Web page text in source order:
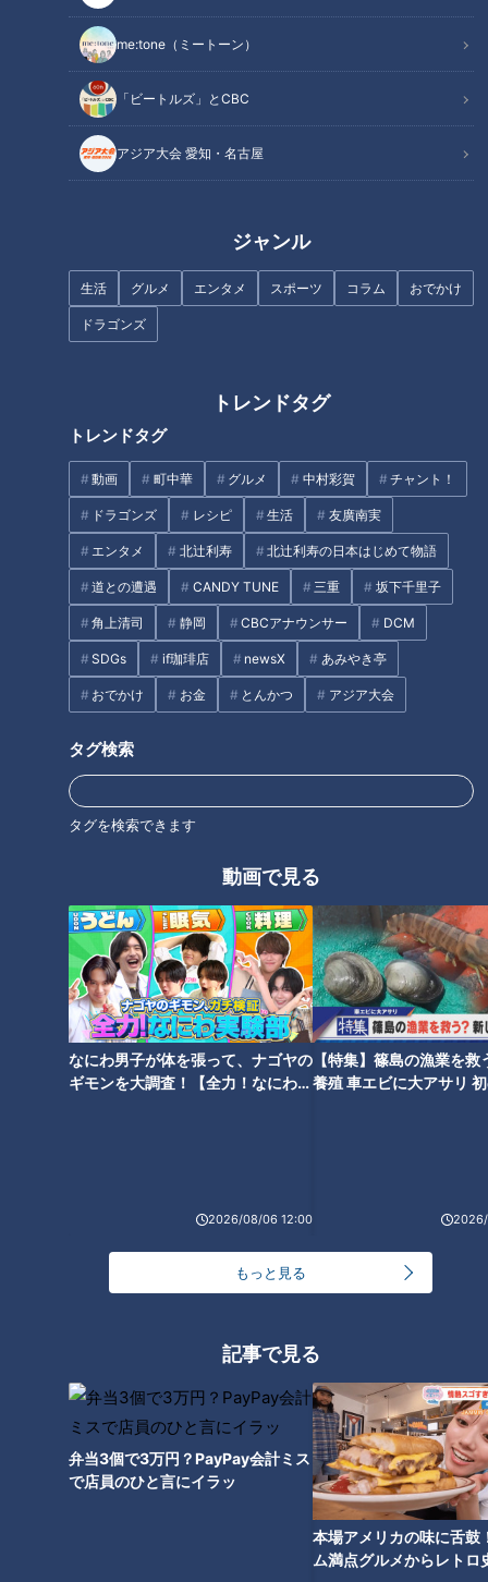
me:tone（ミートーン）
「ビートルズ」とCBC
アジア大会 愛知・名古屋
ジャンル
生活 グルメ エンタメ スポーツ コラム おでかけ
ドラゴンズ
トレンドタグ
トレンドタグ
動画 町中華 グルメ 中村彩賀 チャント！
ドラゴンズ レシピ 生活 友廣南実
エンタメ 北辻利寿 北辻利寿の日本はじめて物語
道との遭遇 CANDY TUNE 三重 坂下千里子
角上清司 静岡 CBCアナウンサー DCM
SDGs if珈琲店 newsX あみやき亭
おでかけ お金 とんかつ アジア大会
タグ検索
タグを検索できます
動画で見る
なにわ男子が体を張って、ナゴヤの
ギモンを大調査！【全力！なにわ実
2026/08/06 12:00
【特集】篠島の漁業を救
養殖 車エビに大アサリ
もっと見る
記事で見る
弁当3個で3万円？PayPay会計ミス
で店員のひと言にイラッ
本場アメリカの味に舌鼓
ム満点グルメからレトロ
小高は奈良県奈良市生まれ、兵庫県尼崎市育ち。
つボイ「私らは昔から箸1本だったんです」
つボイは愛知県一宮市出身ですが、こどもの頃は1本では食べ
づらいと思っていたそうです。
食べ慣れた味がいい？
杯酢のことでは？」（Bさん）
つボイ「稲沢がこうなら、一宮もそうだと思います」
いろんな土地のスーパーマーケットに行くのが好きだという江
南市のリスナー。
初めて関西で黒密のところてんを見つけた時には躊躇なく買っ
たそうです。しかし…
「葛切りは大好きですが、海藻の香りがするところてんに黒密
は合わない気がして、二度ほど挑戦しましたがダメでした。や
っぱりところてんは少し甘めの酢醤油にからしを添えて欲しい
です」（Cさん）
つボイ「江南、稲沢、一宮になると、こういうこともありま
小高「三杯酢文化圏の人は色が黒いからね。黒密を三杯酢だと
思って食べると…」
つボイ「なんや、この甘さは？となるのはわからんでもないで
幼少期、お菓子がほとんど食べられない入院中の楽しみは、15
時と19時30分に病院から出るおやつだったそうです。
「ある日、15時のおやつにところてんが出てきました。私はと
が出されて憤慨しました」（Dさん）
持ってきた栄養士に「これはおやつのところてんだよ。甘いか
ら食べてみて」と言われて…。
「恐る恐るひと口食べたら、なんとも素晴らしいおやつでし